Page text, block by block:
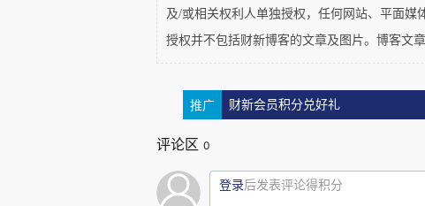
及/或相关权利人单独授权，任何网站、平面
授权并不包括财新博客的文章及图片。博客文
推广 财新会员积分兑好礼
评论区 0
登录后发表评论得积分